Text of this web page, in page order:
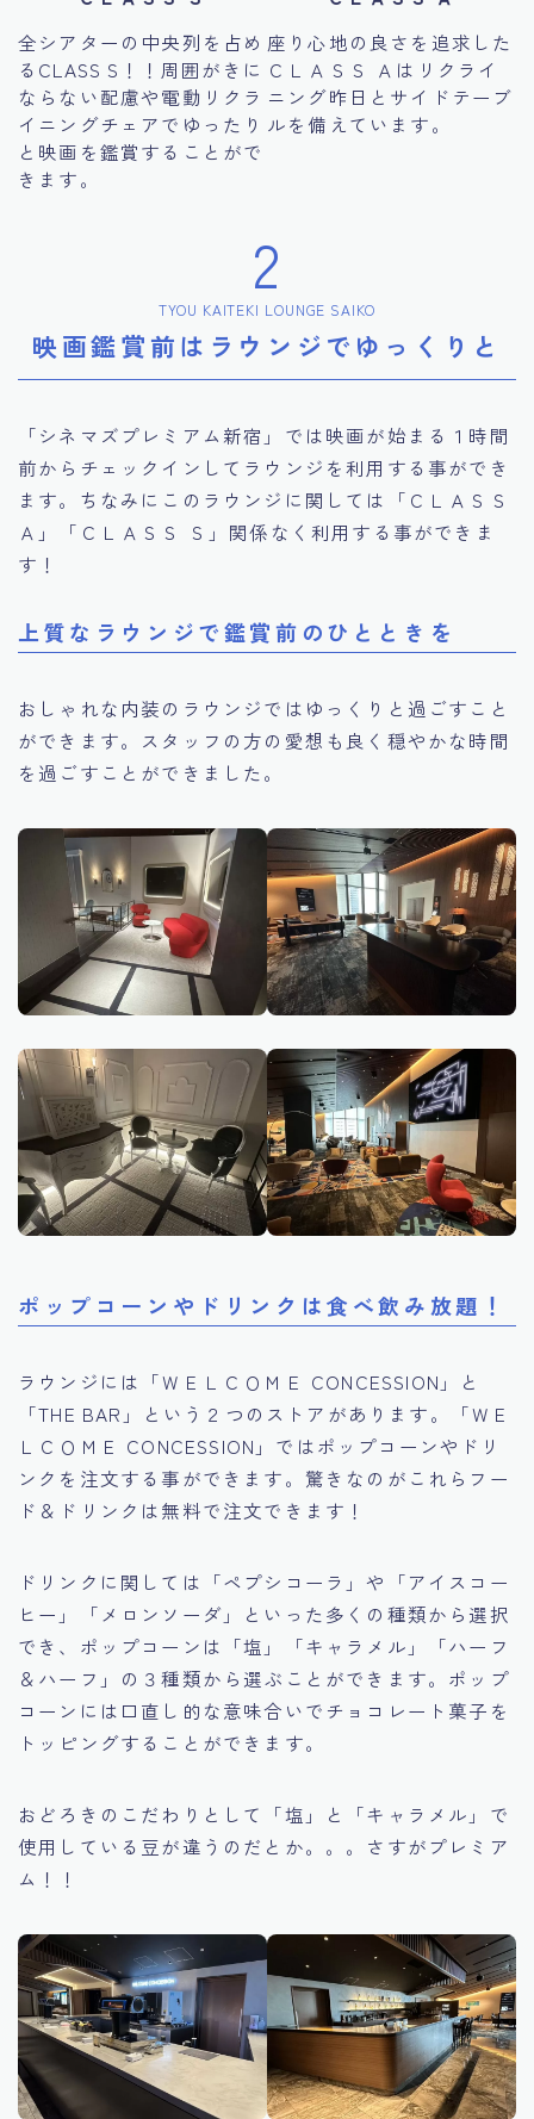
全シアターの中央列を占め
るCLASS S！！周囲がきに
ならない配慮や電動リクラ
イニングチェアでゆったり
と映画を鑑賞することがで
きます。
座り心地の良さを追求した
ＣＬＡＳＳ Ａはリクライ
ニング昨日とサイドテーブ
ルを備えています。
2
TYOU KAITEKI LOUNGE SAIKO
映画鑑賞前はラウンジでゆっくりと
「シネマズプレミアム新宿」では映画が始まる１時間
前からチェックインしてラウンジを利用する事ができ
ます。ちなみにこのラウンジに関しては「ＣＬＡＳＳ
Ａ」「ＣＬＡＳＳ Ｓ」関係なく利用する事ができま
す！
上質なラウンジで鑑賞前のひとときを
おしゃれな内装のラウンジではゆっくりと過ごすこと
ができます。スタッフの方の愛想も良く穏やかな時間
を過ごすことができました。
ポップコーンやドリンクは食べ飲み放題！
ラウンジには「ＷＥＬＣＯＭＥ CONCESSION」と
「THE BAR」という２つのストアがあります。「ＷＥ
ＬＣＯＭＥ CONCESSION」ではポップコーンやドリ
ンクを注文する事ができます。驚きなのがこれらフー
ド＆ドリンクは無料で注文できます！
ドリンクに関しては「ペプシコーラ」や「アイスコー
ヒー」「メロンソーダ」といった多くの種類から選択
でき、ポップコーンは「塩」「キャラメル」「ハーフ
＆ハーフ」の３種類から選ぶことができます。ポップ
コーンには口直し的な意味合いでチョコレート菓子を
トッピングすることができます。
おどろきのこだわりとして「塩」と「キャラメル」で
使用している豆が違うのだとか。。。さすがプレミア
ム！！